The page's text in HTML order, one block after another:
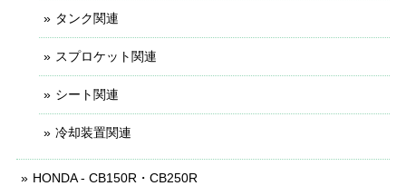
タンク関連
スプロケット関連
シート関連
冷却装置関連
HONDA - CB150R・CB250R